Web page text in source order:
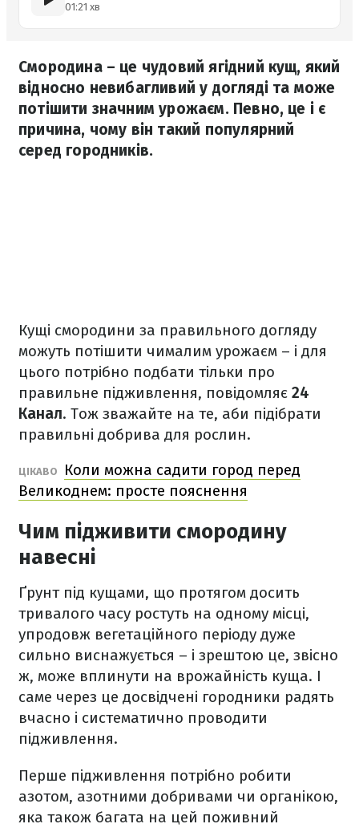
01:21 хв
Смородина – це чудовий ягідний кущ, який
відносно невибагливий у догляді та може
потішити значним урожаєм. Певно, це і є
причина, чому він такий популярний
серед городників.
Кущі смородини за правильного догляду
можуть потішити чималим урожаєм – і для
цього потрібно подбати тільки про
правильне підживлення, повідомляє 24
Канал. Тож зважайте на те, аби підібрати
правильні добрива для рослин.
ЦІКАВО
Коли можна садити город перед
Великоднем: просте пояснення
Чим підживити смородину
навесні
Ґрунт під кущами, що протягом досить
тривалого часу ростуть на одному місці,
упродовж вегетаційного періоду дуже
сильно виснажується – і зрештою це, звісно
ж, може вплинути на врожайність куща. І
саме через це досвідчені городники радять
вчасно і систематично проводити
підживлення.
Перше підживлення потрібно робити
азотом, азотними добривами чи органікою,
яка також багата на цей поживний